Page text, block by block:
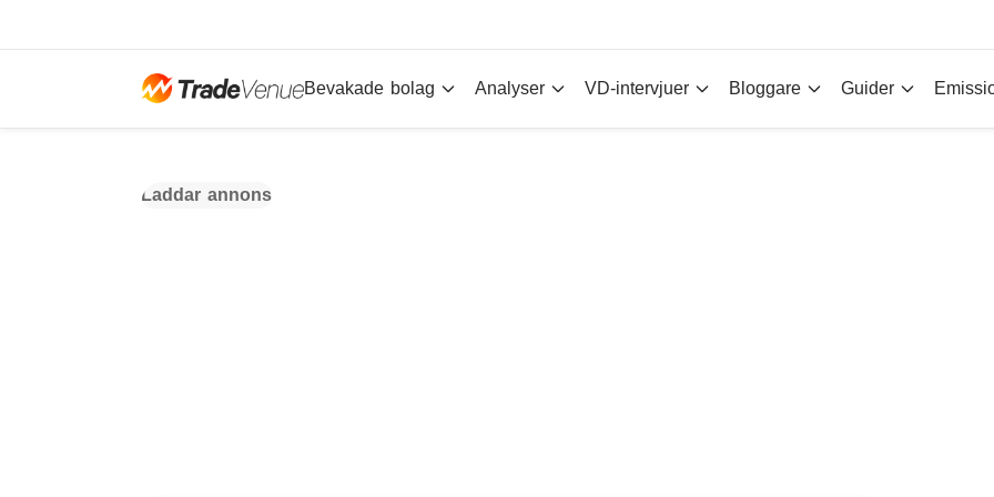
Bevakade bolag Analyser VD-intervjuer Bloggare Guider
Laddar annons